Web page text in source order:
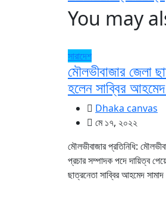
You may
সারাদেশ
মৌলভীবাজার জেলা
হলেন সাব্বির আহমেদ
Dhaka canvas
মে ১৭, ২০২২
মৌলভীবাজার প্রতিনিধি:
প্রচার সম্পাদক পদে দায়িত্ব
ছাত্রনেতা সাব্বির আহমেদ